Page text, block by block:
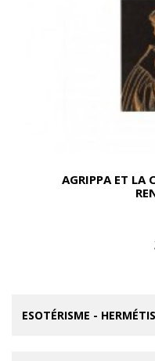
AGRIPPA ET LA
ESOTÉRISME -